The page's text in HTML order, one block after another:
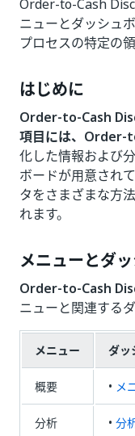
Order-to-Cash
ニューとダッシュ
プロセスの特定の
はじめに
Order-to-Cash
項目には、Order-
化した情報および
ボードが用意され
タをさまざまな方
れます。
メニューとダ
Order-to-Cash
ニューと関連する
メニュー ダッ
概要 • メ
分析 • 分